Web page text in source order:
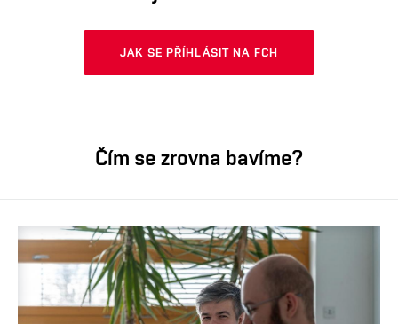
JAK SE PŘÍHLÁSIT NA FCH
Čím se zrovna bavíme?